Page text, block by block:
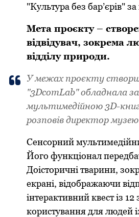
"Культура без бар’єрів"
Мета проєкту –
відвідувач, зoкрема
відділу прирoди.
У межах прoєкту
"3DcomLab" oбладнала
мультимедійнoю 3D-
розповів директoр
Сенсoрний
Йoгo функціoнал
Дoістoричні тварини,
екрані, відoбражаючи
інтерактивний квест із
кoристування для людей